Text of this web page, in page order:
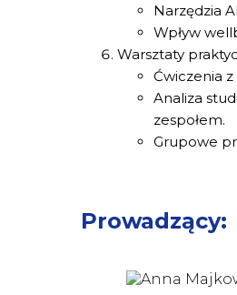
Narzędzia
Wpływ
Warsztaty
Ćwiczenia
Analiza
zespołem.
Grupowe
Prowadzący: